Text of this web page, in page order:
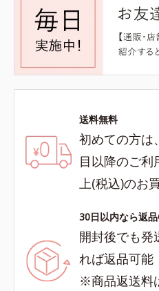
送料無料
初めての方は
目以降のご利
上(税込)のお
30日以内なら返
開封後でも発
れば返品可能
※商品返送料